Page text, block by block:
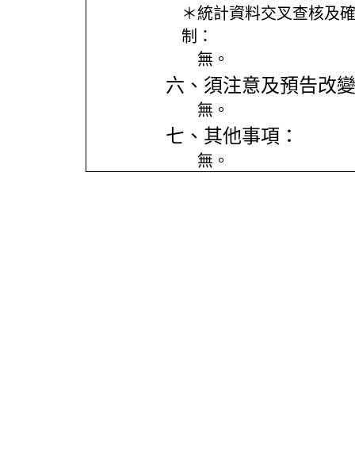
＊統計資料交叉查核及
制：
無。
六、須注意及預告改
無。
七、其他事項：
無。